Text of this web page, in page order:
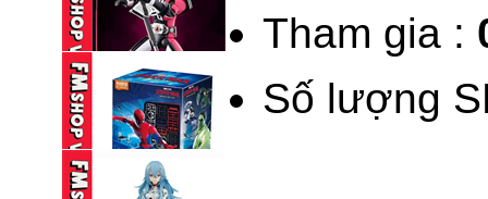
(NEW) BLINDBOX
BLOKEES DAALA ...
235,000 VND
BLOKEES LEGEND
KAMEN RIDER ...
690,000 VND
Tham gia :
Số lượng